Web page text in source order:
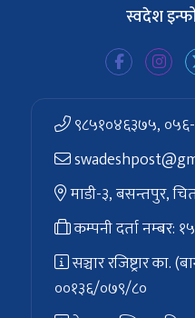
स्वदेश
९८५१०४६३७५,
माडी-३, बसन्तपुर,
कम्पनी दर्ता नम्बर:
सञ्चार रजिष्ट्रार का.
००१३६/०७९/८०